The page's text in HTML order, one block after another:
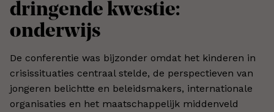
dringende kwestie:
onderwijs
De conferentie was bijzonder omdat het kinderen in
crisissituaties centraal stelde, de perspectieven van
jongeren belichtte en beleidsmakers, internationale
organisaties en het maatschappelijk middenveld